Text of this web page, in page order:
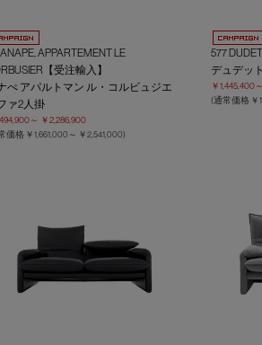
APPARTEMENT LE
【受注輸入】
ぺ アパルトマン ル・コルビュジエ
ァ2人掛
～ ￥2,286,900
価格 ￥1,661,000～ ￥2,541,000)
577
デュデッ
￥1,445,400～
(通常価格 ￥